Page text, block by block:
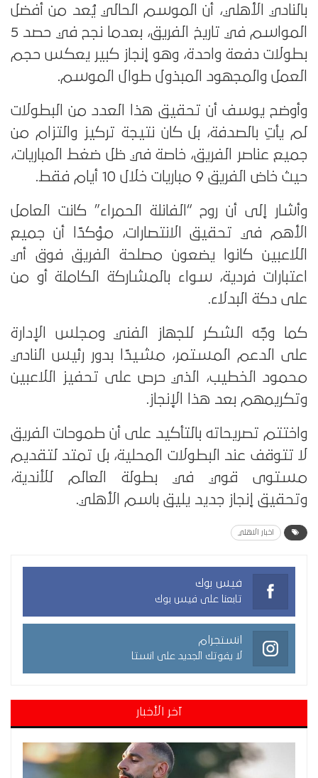
بالنادي الأهلي، أن الموسم الحالي يُعد من أفضل
المواسم في تاريخ الفريق، بعدما نجح في حصد 5
بطولات دفعة واحدة، وهو إنجاز كبير يعكس حجم
العمل والمجهود المبذول طوال الموسم.
وأوضح يوسف أن تحقيق هذا العدد من البطولات
لم يأتِ بالصدفة، بل كان نتيجة تركيز والتزام من
جميع عناصر الفريق، خاصة في ظل ضغط المباريات،
حيث خاض الفريق 9 مباريات خلال 10 أيام فقط.
وأشار إلى أن روح “الفانلة الحمراء” كانت العامل
الأهم في تحقيق الانتصارات، مؤكدًا أن جميع
اللاعبين كانوا يضعون مصلحة الفريق فوق أي
اعتبارات فردية، سواء بالمشاركة الكاملة أو من
على دكة البدلاء.
كما وجّه الشكر للجهاز الفني ومجلس الإدارة
على الدعم المستمر، مشيدًا بدور رئيس النادي
محمود الخطيب، الذي حرص على تحفيز اللاعبين
وتكريمهم بعد هذا الإنجاز.
واختتم تصريحاته بالتأكيد على أن طموحات الفريق
لا تتوقف عند البطولات المحلية، بل تمتد لتقديم
مستوى قوي في بطولة العالم للأندية،
وتحقيق إنجاز جديد يليق باسم الأهلي.
اخبار الاهلي
فيس بوك
تابعنا على فيس بوك
انستجرام
لا يفوتك الجديد على انستا
آخر الأخبار